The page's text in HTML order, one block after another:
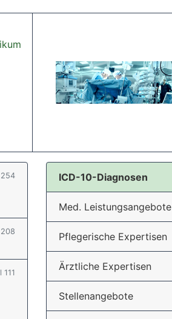
111
ICD-10-Diagnosen
Med. Leistungsangebote
Pflegerische Expertisen
Ärztliche Expertisen
Stellenangebote